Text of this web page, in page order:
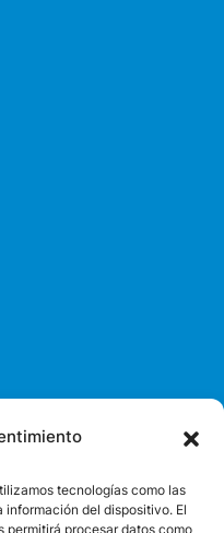
tecnologías como las
del dispositivo. El
permitirá procesar datos como